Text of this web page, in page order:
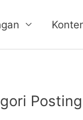
Posting